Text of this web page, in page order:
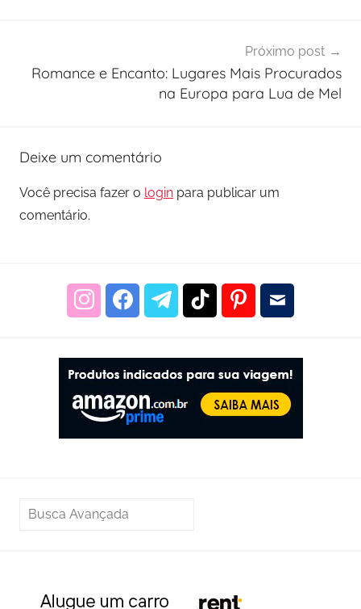
Próximo post
Romance e Encanto: Lugares Mais Procurados
na Europa para Lua de Mel
Deixe um comentário
Você precisa fazer o login para publicar um
comentário.
PESQUISAR